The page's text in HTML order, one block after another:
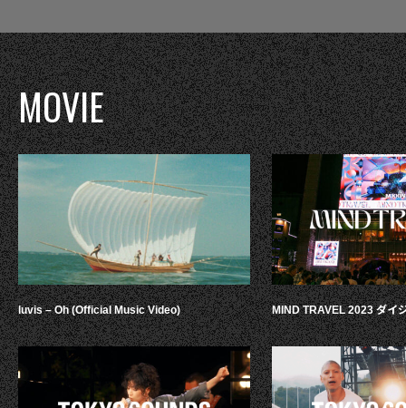
MOVIE
luvis – Oh (Official Music Video) MIND TRAVEL 2023 ダイ